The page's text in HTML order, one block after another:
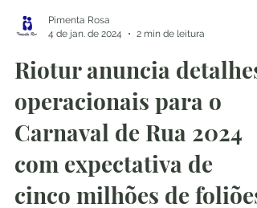
4 de jan. de 2024
2 min de leitura
Riotur anuncia detalhes
operacionais para o
Carnaval de Rua 2024
com expectativa de